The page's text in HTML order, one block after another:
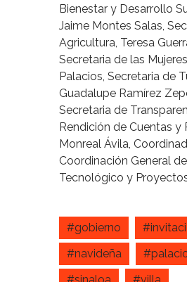
Bienestar y Desarrollo
Jaime Montes Salas,
Agricultura, Teresa
Secretaria de las
Palacios, Secretaria de
Guadalupe Ramírez
Secretaria de
Rendición de Cuentas y
Monreal Ávila,
Coordinación General
Tecnológico y
#gobierno
#navideña